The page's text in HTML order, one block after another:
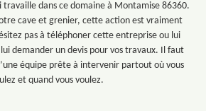
dans ce domaine à Montamise 86360.
cave et grenier, cette action est vraiment
pas à téléphoner cette entreprise ou lui
demander un devis pour vos travaux. Il faut
équipe prête à intervenir partout où vous
et quand vous voulez.